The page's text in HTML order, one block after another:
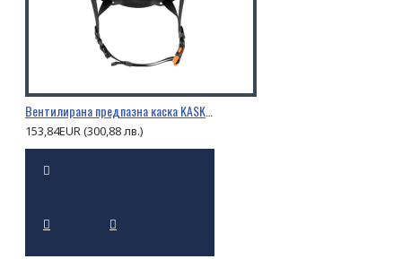
Вентилирана предпазна каска KASK PRIMERO AIR
153,84EUR (300,88 лв.)